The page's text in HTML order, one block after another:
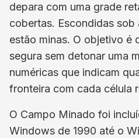
depara com uma grade
cobertas. Escondidas sob
estão minas. O objetivo é
segura sem detonar uma
numéricas que indicam
fronteira com cada célula
O Campo Minado foi
Windows de 1990 até o